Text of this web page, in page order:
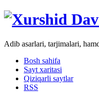
Adib asarlari, tarjimalari,
Bosh sahifa
Sayt xaritasi
Qiziqarli saytlar
RSS